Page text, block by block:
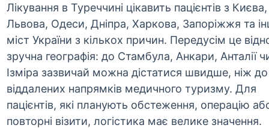
Лікування в Туреччині цікавить пацієнтів з Києва,
Львова, Одеси, Дніпра, Харкова, Запоріжжя та
міст України з кількох причин. Передусім це
зручна географія: до Стамбула, Анкари, Анталії
Ізміра зазвичай можна дістатися швидше, ніж до
віддалених напрямків медичного туризму. Для
пацієнтів, які планують обстеження, операцію
повторні візити, логістика має велике значення.